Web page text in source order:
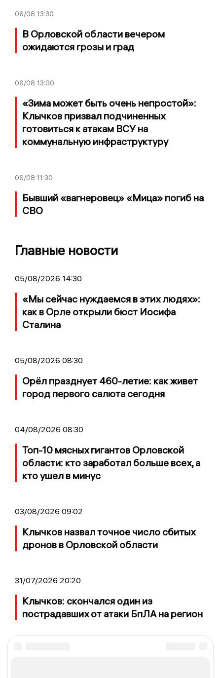
06/08 13:30
В Орловской области вечером
ожидаются грозы и град
06/08 13:00
«Зима может быть очень непростой»:
Клычков призвал подчиненных
готовиться к атакам ВСУ на
коммунальную инфраструктуру
06/08 11:30
Бывший «вагнеровец» «Мица» погиб на
СВО
Главные новости
05/08/2026 14:30
«Мы сейчас нуждаемся в этих людях»:
как в Орле открыли бюст Иосифа
Сталина
05/08/2026 08:30
Орёл празднует 460-летие: как живет
город первого салюта сегодня
04/08/2026 08:30
Топ-10 мясных гигантов Орловской
области: кто заработал больше всех, а
кто ушел в минус
03/08/2026 09:02
Клычков назвал точное число сбитых
дронов в Орловской области
31/07/2026 20:20
Клычков: скончался один из
пострадавших от атаки БпЛА на регион